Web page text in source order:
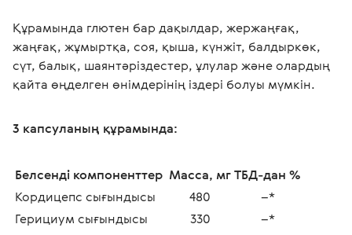
Құрамында глютен бар дақылдар, жержаңғақ,
жаңғақ, жұмыртқа, соя, қыша, күнжіт, балдыркөк,
сүт, балық, шаянтәріздестер, ұлулар және олардың
қайта өңделген өнімдерінің іздері болуы мүмкін.
3 капсуланың құрамында:
Белсенді компоненттер Масса, мгТБД-дан %
Кордицепс сығындысы
480
–*
Герициум сығындысы
330 –*